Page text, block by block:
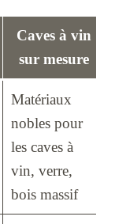
Caves à vin
sur mesure
Matériaux
nobles pour
les caves à
vin, verre,
bois massif